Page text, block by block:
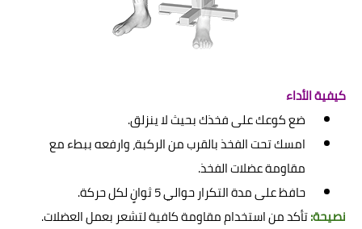
كيفية الأداء
ضع كوعك على فخذك بحيث لا ينزلق.
امسك تحت الفخذ بالقرب من الركبة، وارفعه ببطء مع
مقاومة عضلات الفخذ.
حافظ على مدة التكرار حوالي 5 ثوانٍ لكل حركة.
نصيحة:تأكد من استخدام مقاومة كافية لتشعر بعمل العضلات.